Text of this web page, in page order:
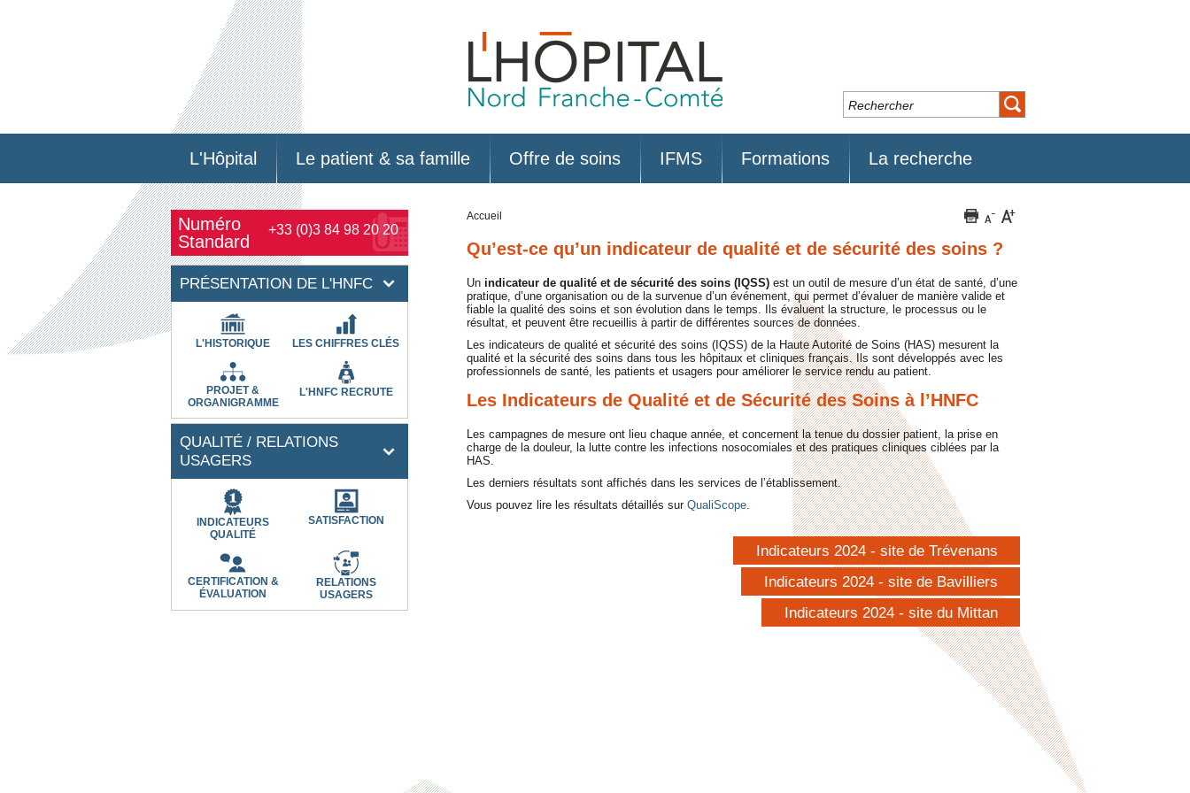
L'Hôpital Le patient & sa famille Offre de soins IFMS Formations La recherche
Numéro
Standard
+33 (0)3 84 98 20 20
PRÉSENTATION DE L'HNFC
L'HISTORIQUE LES CHIFFRES CLÉS
PROJET &
ORGANIGRAMME
L'HNFC RECRUTE
QUALITÉ / RELATIONS
USAGERS
INDICATEURS
QUALITÉ
SATISFACTION
CERTIFICATION &
ÉVALUATION
RELATIONS
USAGERS
Accueil
Qu’est-ce qu’un indicateur de qualité et de sécurité des soins ?
Un indicateur de qualité et de sécurité des soins (IQSS) est un outil de mesure d’un état de santé, d’une
pratique, d’une organisation ou de la survenue d’un événement, qui permet d’évaluer de manière valide et
fiable la qualité des soins et son évolution dans le temps. Ils évaluent la structure, le processus ou le
résultat, et peuvent être recueillis à partir de différentes sources de données.
Les indicateurs de qualité et sécurité des soins (IQSS) de la Haute Autorité de Soins (HAS) mesurent la
qualité et la sécurité des soins dans tous les hôpitaux et cliniques français. Ils sont développés avec les
professionnels de santé, les patients et usagers pour améliorer le service rendu au patient.
Les Indicateurs de Qualité et de Sécurité des Soins à l’HNFC
Les campagnes de mesure ont lieu chaque année, et concernent la tenue du dossier patient, la prise en
charge de la douleur, la lutte contre les infections nosocomiales et des pratiques cliniques ciblées par la
HAS.
Les derniers résultats sont affichés dans les services de l’établissement.
Vous pouvez lire les résultats détaillés sur QualiScope.
Indicateurs 2024 - site de Trévenans
Indicateurs 2024 - site de Bavilliers
Indicateurs 2024 - site du Mittan